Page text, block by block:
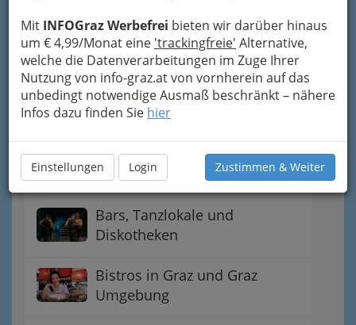
Mit INFOGraz Werbefrei bieten wir darüber hinaus
um € 4,99/Monat eine 'trackingfreie' Alternative,
welche die Datenverarbeitungen im Zuge Ihrer
Nutzung von info-graz.at von vornherein auf das
unbedingt notwendige Ausmaß beschränkt – nähere
Infos dazu finden Sie hier
Einstellungen Login Zustimmen & Weiter
Automatenausschank
Bahnhofs-Gastwirtschaft
Bars
Bars, Tanzlokale und
Diskotheken
Bistros in Graz und Graz
Umgebung